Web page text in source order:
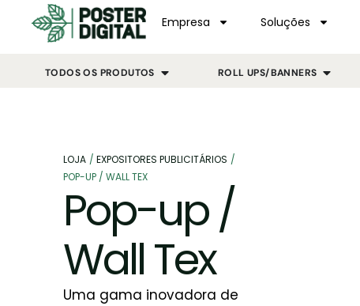
Empresa Soluções
TODOS OS PRODUTOS ROLL UPS/BANNERS
LOJA / EXPOSITORES PUBLICITÁRIOS /
POP-UP / WALL TEX
Pop-up /
Wall Tex
Uma gama inovadora de